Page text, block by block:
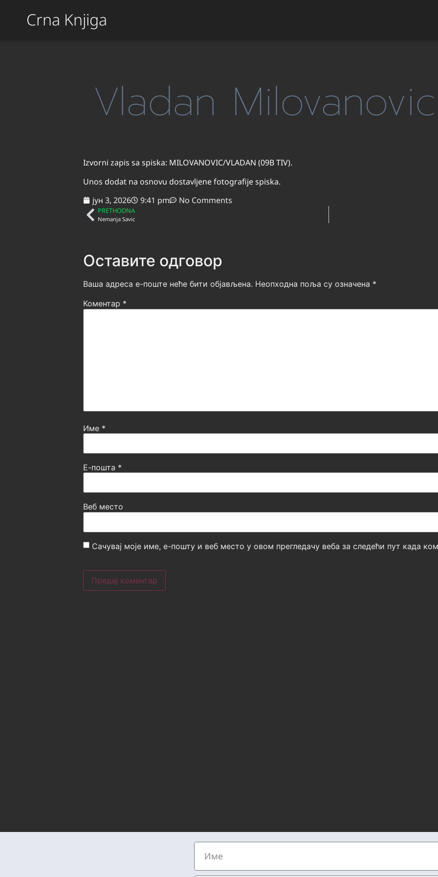
Crna Knjiga
Vladan Milovanovic
Izvorni zapis sa spiska: MILOVANOVIC/VLADAN (09B TIV).
Unos dodat na osnovu dostavljene fotografije spiska.
јун 3, 2026
9:41 pm No Comments
PRETHODNA
Nemanja Savic
Оставите одговор
Ваша адреса е-поште неће бити објављена. Неопходна поља су означена *
Коментар *
Име *
Е-пошта *
Веб место
Сачувај моје име, е-пошту и веб место у овом прегледачу веба за следећи пут када